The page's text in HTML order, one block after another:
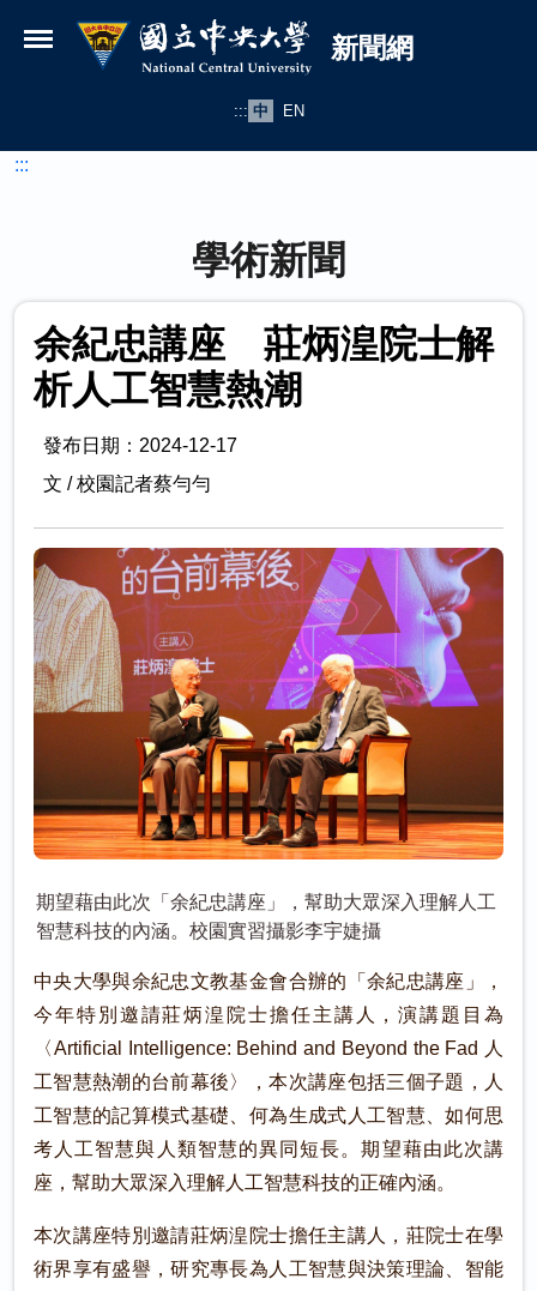
國立中央大學新聞網
新聞網
::: 中 EN
:::
學術新聞
余紀忠講座 莊炳湟院士解
析人工智慧熱潮
發布日期：2024-12-17
文 / 校園記者蔡勻勻
期望藉由此次「余紀忠講座」，幫助大眾深入理解人工
智慧科技的內涵。校園實習攝影李宇婕攝
中央大學與余紀忠文教基金會合辦的「余紀忠講座」，
今年特別邀請莊炳湟院士擔任主講人，演講題目為
〈Artificial Intelligence: Behind and Beyond the Fad 人
工智慧熱潮的台前幕後〉，本次講座包括三個子題，人
工智慧的記算模式基礎、何為生成式人工智慧、如何思
考人工智慧與人類智慧的異同短長。期望藉由此次講
座，幫助大眾深入理解人工智慧科技的正確內涵。
本次講座特別邀請莊炳湟院士擔任主講人，莊院士在學
術界享有盛譽，研究專長為人工智慧與決策理論、智能